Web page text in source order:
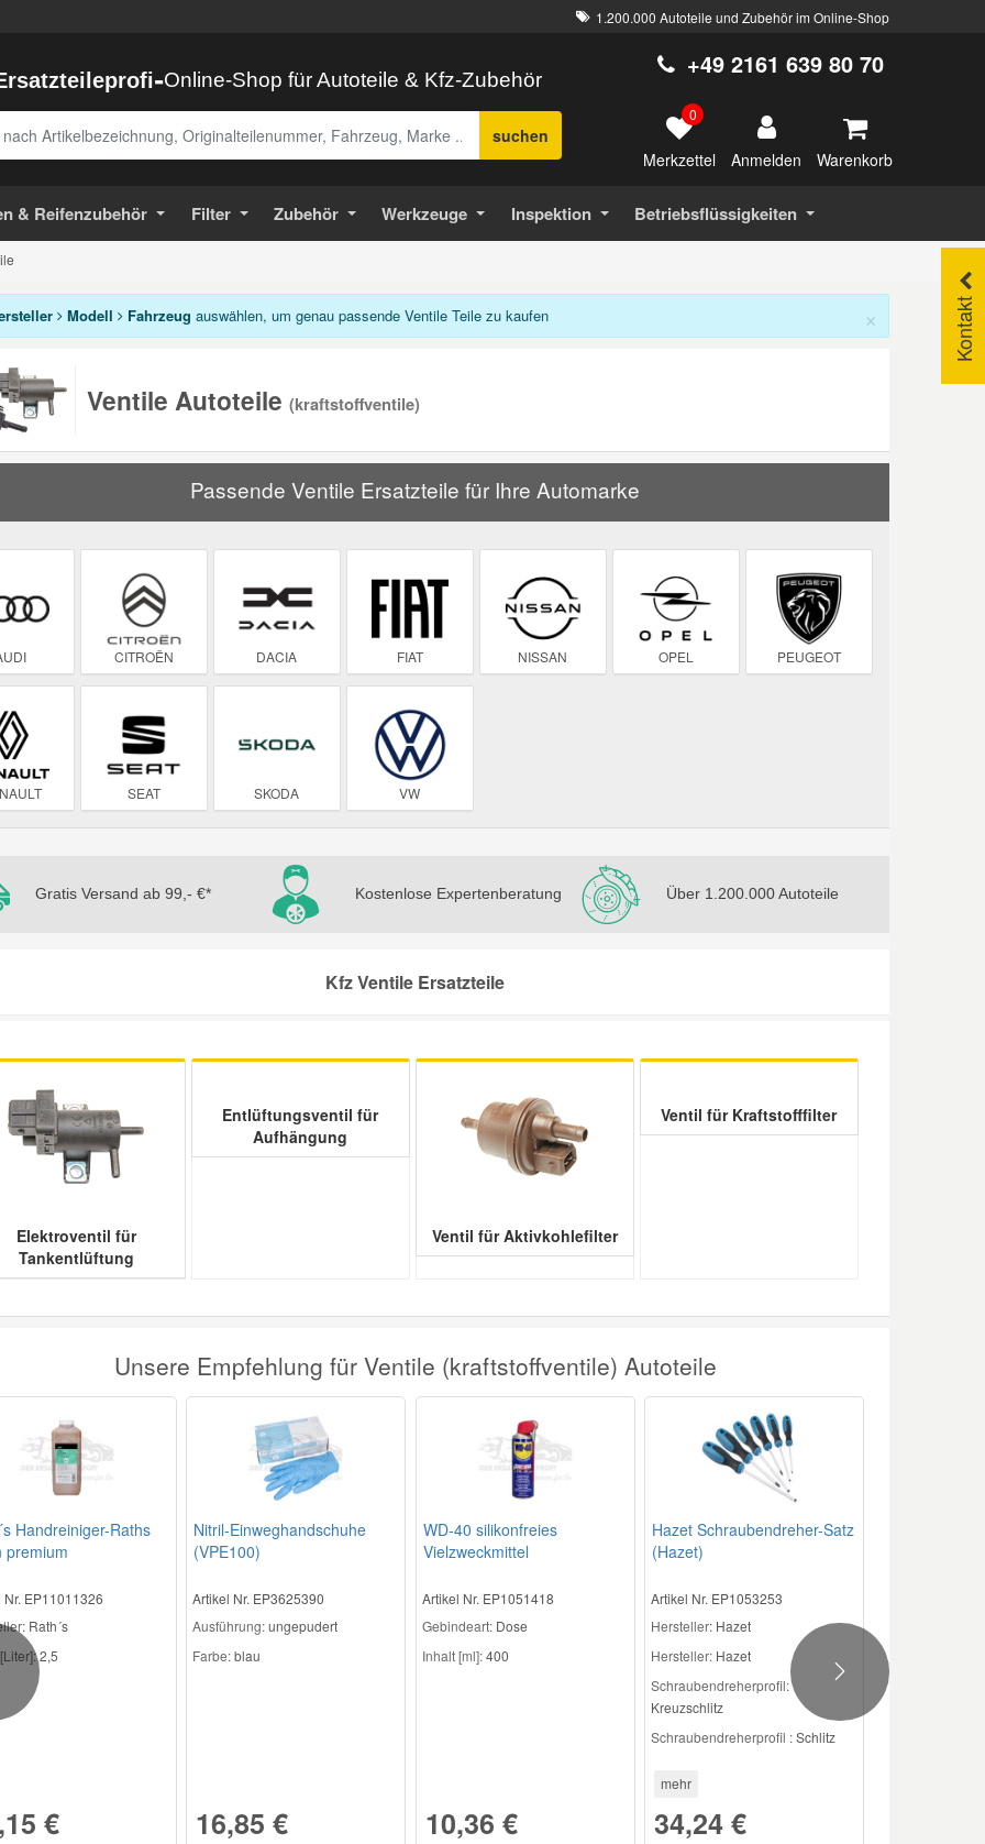
1.200.000 Autoteile und Zubehör im Online-Shop
-Online-Shop für Autoteile & Kfz-Zubehör
suchen
+49 2161 639 80 70
0
Merkzettel Anmelden Warenkorb
& Reifenzubehör Filter Zubehör Werkzeuge Inspektion Betriebsflüssigkeiten
Kontakt
×
Modell Fahrzeug auswählen, um genau passende Ventile Teile zu kaufen
Ventile Autoteile (kraftstoffventile)
Passende Ventile Ersatzteile für Ihre Automarke
CITROËN DACIA FIAT NISSAN OPEL PEUGEOT
SEAT SKODA VW
Gratis Versand ab 99,- €* Kostenlose Expertenberatung Über 1.200.000 Autoteile
Kfz Ventile Ersatzteile
Elektroventil für
Tankentlüftung
Entlüftungsventil für
Aufhängung
Ventil für Aktivkohlefilter
Ventil für Kraftstofffilter
Unsere Empfehlung für Ventile (kraftstoffventile) Autoteile
Handreiniger-Raths
premium
Nr. EP11011326
: Rath´s
2,5
€
Nitril-Einweghandschuhe
(VPE100)
Artikel Nr. EP3625390
Ausführung:ungepudert
Farbe:blau
16,85 €
WD-40 silikonfreies
Vielzweckmittel
Artikel Nr. EP1051418
Gebindeart:Dose
Inhalt [ml]:400
10,36 €
Hazet Schraubendreher-Satz
(Hazet)
Artikel Nr. EP1053253
Hersteller: Hazet
Hersteller: Hazet
Schraubendreherprofil:
Kreuzschlitz
Schraubendreherprofil :Schlitz
mehr
34,24 €
Next